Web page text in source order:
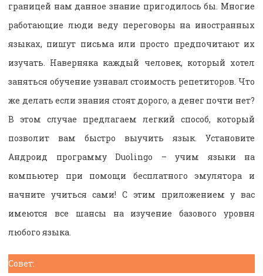
границей нам данное знание пригодилось бы. Многие
работающие люди веду переговоры на иностранных
языках, пишут письма или просто предпочитают их
изучать. Наверняка каждый человек, который хотел
заняться обучение узнавал стоимость репетиторов. Что
же делать если знания стоят дорого, а денег почти нет?
В этом случае предлагаем легкий способ, который
позволит вам быстро выучить язык. Установите
Андроид программу Duolingo – учим языки на
компьютер при помощи бесплатного эмулятора и
начните учиться сами! С этим приложением у вас
имеются все шансы на изучение базового уровня
любого языка.
Совет: